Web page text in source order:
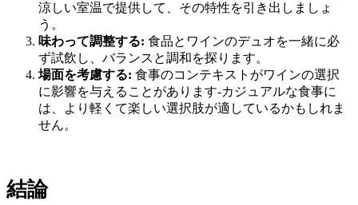
涼しい室温で提供して、その特性を引き出しましょ
う。
味わって調整する: 食品とワインのデュオを一緒に必
ず試飲し、バランスと調和を探ります。
場面を考慮する: 食事のコンテキストがワインの選択
に影響を与えることがあります-カジュアルな食事に
は、より軽くて楽しい選択肢が適しているかもしれま
せん。
結論